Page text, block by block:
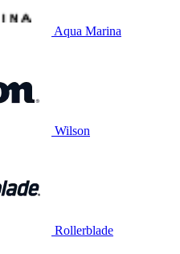
Aqua Marina
Wilson
Rollerblade